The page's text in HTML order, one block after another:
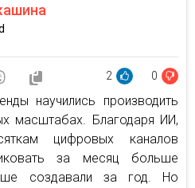
2 0
научились производить
масштабах. Благодаря ИИ,
цифровых каналов
за месяц больше
создавали за год. Но